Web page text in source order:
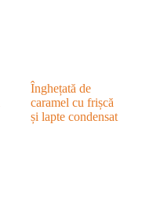
Înghețată de
caramel cu frișcă
și lapte condensat